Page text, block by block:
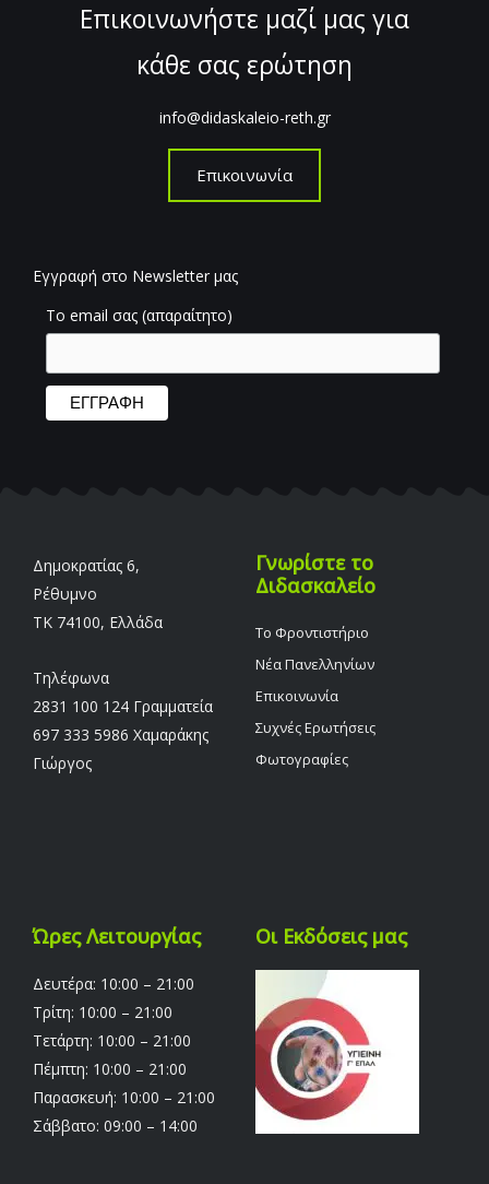
Επικοινωνήστε μαζί μας για
κάθε σας ερώτηση
info@didaskaleio-reth.gr
Επικοινωνία
Εγγραφή στο Newsletter μας
Το email σας (απαραίτητο)
Δημοκρατίας 6,
Ρέθυμνο
TK 74100, Ελλάδα
Τηλέφωνα
2831 100 124 Γραμματεία
697 333 5986 Χαμαράκης
Γιώργος
Γνωρίστε το
Διδασκαλείο
Το Φροντιστήριο
Νέα Πανελληνίων
Επικοινωνία
Συχνές Ερωτήσεις
Φωτογραφίες
Ώρες Λειτουργίας
Δευτέρα: 10:00 – 21:00
Τρίτη: 10:00 – 21:00
Τετάρτη: 10:00 – 21:00
Πέμπτη: 10:00 – 21:00
Παρασκευή: 10:00 – 21:00
Σάββατο: 09:00 – 14:00
Οι Εκδόσεις μας